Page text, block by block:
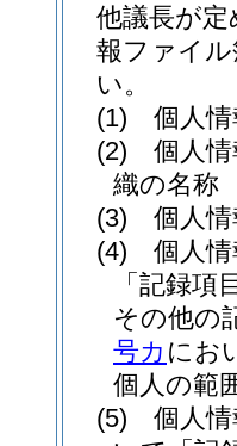
他議長が
報ファイ
い。
(1)
個人
(2)
個人
織の名称
(3)
個人
(4)
個人
「記録項
その他の
号カ にお
個人の範
(5)
個人